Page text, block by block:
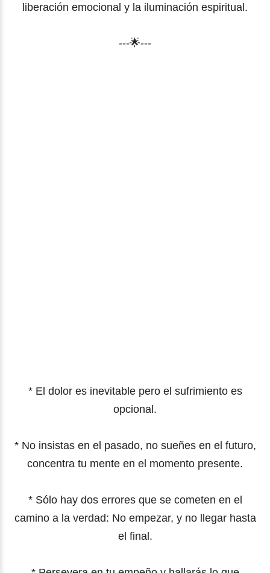
liberación emocional y la iluminación espiritual.
---🌟---
* El dolor es inevitable pero el sufrimiento es
opcional.
* No insistas en el pasado, no sueñes en el futuro,
concentra tu mente en el momento presente.
* Sólo hay dos errores que se cometen en el
camino a la verdad: No empezar, y no llegar hasta
el final.